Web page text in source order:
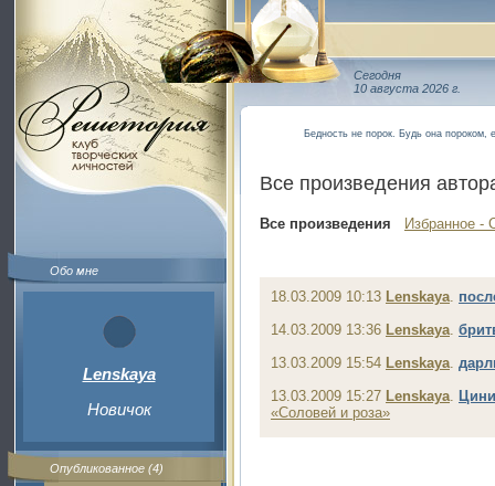
Обо мне
Lenskaya
Новичок
Опубликованное (4)
Сегодня
10 августа 2026 г.
Бедность не порок. Будь она пороком,
Все произведения
Все произведения Избранное -
18.03.2009 10:13 Lenskaya.
14.03.2009 13:36 Lenskaya.
13.03.2009 15:54 Lenskaya.
13.03.2009 15:27 Lenskaya.
«Соловей и роза»